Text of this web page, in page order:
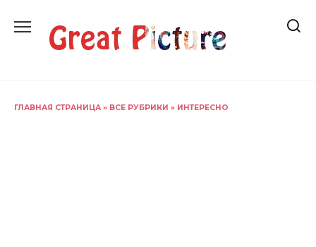
содержанию
ГЛАВНАЯ СТРАНИЦА » ВСЕ РУБРИКИ » ИНТЕРЕСНО